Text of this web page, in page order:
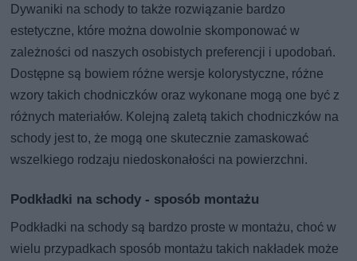
Dywaniki na schody to także rozwiązanie bardzo
estetyczne, które można dowolnie skomponować w
zależności od naszych osobistych preferencji i upodobań.
Dostępne są bowiem różne wersje kolorystyczne, różne
wzory takich chodniczków oraz wykonane mogą one być z
różnych materiałów. Kolejną zaletą takich chodniczków na
schody jest to, że mogą one skutecznie zamaskować
wszelkiego rodzaju niedoskonałości na powierzchni.
Podkładki na schody - sposób montażu
Podkładki na schody są bardzo proste w montażu, choć w
wielu przypadkach sposób montażu takich nakładek może